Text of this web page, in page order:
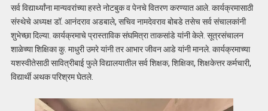
सर्व विद्यार्थ्यांना मान्यवरांच्या हस्ते नोटबुक व पेनचे वितरण करण्यात आले. कार्यक्रमासाठी
संस्थेचे अध्यक्ष डॉ. आनंदराव अडबाले, सचिव नामदेवराव बोबडे तसेच सर्व संचालकांनी
शुभेच्छा दिल्या. कार्यक्रमाचे प्रास्ताविक संघमित्रा ताकसांडे यांनी केले. सूत्रसंचालन
शाळेच्या शिक्षिका कु. माधुरी उमरे यांनी तर आभार जीवन आडे यांनी मानले. कार्यक्रमाच्या
यशस्वीतेसाठी सावित्रीबाई फुले विद्यालयातील सर्व शिक्षक, शिक्षिका, शिक्षकेत्तर कर्मचारी,
विद्यार्थी अथक परिश्रम घेतले.